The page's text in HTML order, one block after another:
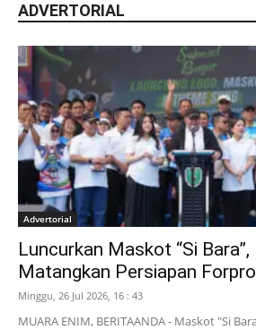
ADVERTORIAL
Advertorial
Luncurkan Maskot “Si
Matangkan Persiapan
Minggu, 26 Jul 2026, 16 : 43
MUARA ENIM, BERITAANDA - Maskot "Si